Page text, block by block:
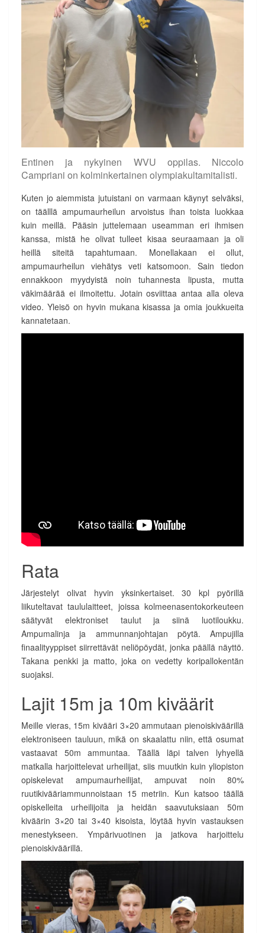
Entinen ja nykyinen WVU oppilas. Niccolo
Campriani on kolminkertainen olympiakultamitalisti.
Kuten jo aiemmista jutuistani on varmaan käynyt selväksi,
on täälllä ampumaurheilun arvoistus ihan toista luokkaa
kuin meillä. Pääsin juttelemaan useamman eri ihmisen
kanssa, mistä he olivat tulleet kisaa seuraamaan ja oli
heillä siteitä tapahtumaan. Monellakaan ei ollut,
ampumaurheilun viehätys veti katsomoon. Sain tiedon
ennakkoon myydyistä noin tuhannesta lipusta, mutta
väkimäärää ei ilmoitettu. Jotain osviittaa antaa alla oleva
video. Yleisö on hyvin mukana kisassa ja omia joukkueita
kannatetaan.
Rata
Järjestelyt olivat hyvin yksinkertaiset. 30 kpl pyörillä
liikuteltavat taululaitteet, joissa kolmeenasentokorkeuteen
säätyvät elektroniset taulut ja siinä luotiloukku.
Ampumalinja ja ammunnanjohtajan pöytä. Ampujilla
finaalityyppiset siirrettävät neliöpöydät, jonka päällä näyttö.
Takana penkki ja matto, joka on vedetty koripallokentän
suojaksi.
Lajit 15m ja 10m kiväärit
Meille vieras, 15m kivääri 3×20 ammutaan pienoiskiväärillä
elektroniseen tauluun, mikä on skaalattu niin, että osumat
vastaavat 50m ammuntaa. Täällä läpi talven lyhyellä
matkalla harjoittelevat urheilijat, siis muutkin kuin yliopiston
opiskelevat ampumaurheilijat, ampuvat noin 80%
ruutikivääriammunnoistaan 15 metriin. Kun katsoo täällä
opiskelleita urheilijoita ja heidän saavutuksiaan 50m
kiväärin 3×20 tai 3×40 kisoista, löytää hyvin vastauksen
menestykseen. Ympärivuotinen ja jatkova harjoittelu
pienoiskiväärillä.